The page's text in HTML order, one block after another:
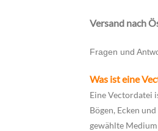
Versand nach
Fragen und
Was ist eine
Eine Vectordatei
Bögen, Ecken
gewählte